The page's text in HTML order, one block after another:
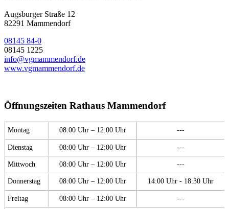
Augsburger Straße 12
82291 Mammendorf
08145 84-0
08145 1225
info@vgmammendorf.de
www.vgmammendorf.de
Öffnungszeiten Rathaus Mammendorf
Montag 08:00 Uhr – 12:00 Uhr ---
Dienstag 08:00 Uhr – 12:00 Uhr ---
Mittwoch 08:00 Uhr – 12:00 Uhr ---
Donnerstag 08:00 Uhr – 12:00 Uhr 14:00 Uhr - 18:30 Uhr
Freitag 08:00 Uhr – 12:00 Uhr ---